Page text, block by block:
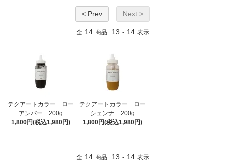
< Prev Next >
全 14 商品 13 - 14 表示
テクアートカラー ロー
アンバー 200g
1,800円(税込1,980円)
テクアートカラー ロー
シェンナ 200g
1,800円(税込1,980円)
全 14 商品 13 - 14 表示